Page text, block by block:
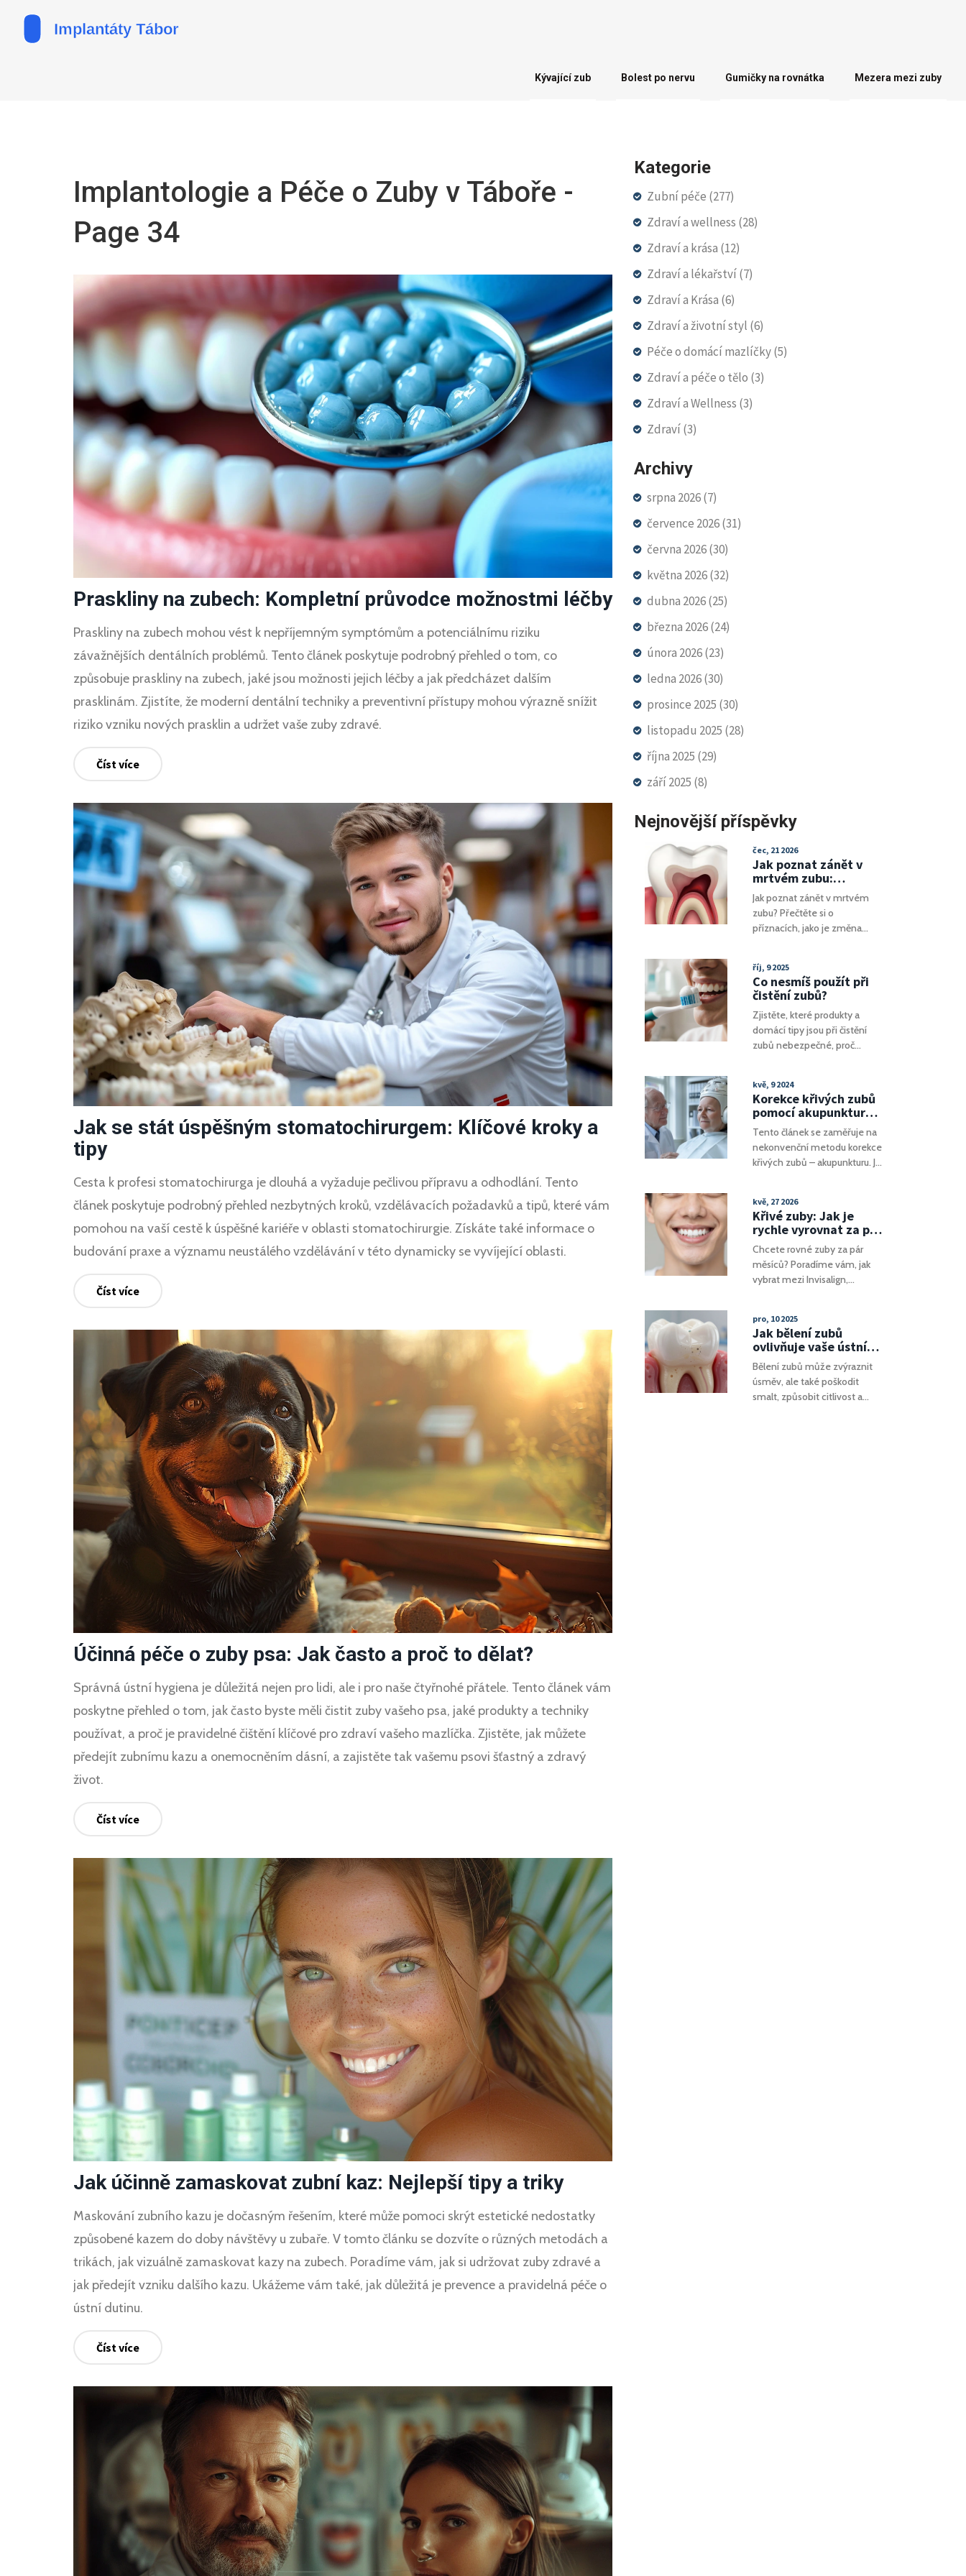
Kývající zub Bolest po nervu Gumičky na rovnátka Mezera mezi zuby
Implantologie a Péče o Zuby v Táboře -
Page 34
Praskliny na zubech: Kompletní průvodce možnostmi léčby
Praskliny na zubech mohou vést k nepříjemným symptómům a potenciálnímu riziku
závažnějších dentálních problémů. Tento článek poskytuje podrobný přehled o tom, co
způsobuje praskliny na zubech, jaké jsou možnosti jejich léčby a jak předcházet dalším
prasklinám. Zjistíte, že moderní dentální techniky a preventivní přístupy mohou výrazně snížit
riziko vzniku nových prasklin a udržet vaše zuby zdravé.
Číst více
Jak se stát úspěšným stomatochirurgem: Klíčové kroky a
tipy
Cesta k profesi stomatochirurga je dlouhá a vyžaduje pečlivou přípravu a odhodlání. Tento
článek poskytuje podrobný přehled nezbytných kroků, vzdělávacích požadavků a tipů, které vám
pomohou na vaší cestě k úspěšné kariéře v oblasti stomatochirurgie. Získáte také informace o
budování praxe a významu neustálého vzdělávání v této dynamicky se vyvíjející oblasti.
Číst více
Účinná péče o zuby psa: Jak často a proč to dělat?
Správná ústní hygiena je důležitá nejen pro lidi, ale i pro naše čtyřnohé přátele. Tento článek vám
poskytne přehled o tom, jak často byste měli čistit zuby vašeho psa, jaké produkty a techniky
používat, a proč je pravidelné čištění klíčové pro zdraví vašeho mazlíčka. Zjistěte, jak můžete
předejít zubnímu kazu a onemocněním dásní, a zajistěte tak vašemu psovi šťastný a zdravý
život.
Číst více
Jak účinně zamaskovat zubní kaz: Nejlepší tipy a triky
Maskování zubního kazu je dočasným řešením, které může pomoci skrýt estetické nedostatky
způsobené kazem do doby návštěvy u zubaře. V tomto článku se dozvíte o různých metodách a
trikách, jak vizuálně zamaskovat kazy na zubech. Poradíme vám, jak si udržovat zuby zdravé a
jak předejít vzniku dalšího kazu. Ukážeme vám také, jak důležitá je prevence a pravidelná péče o
ústní dutinu.
Číst více
Kategorie
Zubní péče (277)
Zdraví a wellness (28)
Zdraví a krása (12)
Zdraví a lékařství(7)
Zdraví a Krása (6)
Zdraví a životní styl (6)
Péče o domácí mazlíčky(5)
Zdraví a péče o tělo (3)
Zdraví a Wellness (3)
Zdraví(3)
Archivy
srpna 2026(7)
července 2026(31)
června 2026(30)
května 2026(32)
dubna 2026(25)
března 2026(24)
února 2026(23)
ledna 2026(30)
prosince 2025 (30)
listopadu 2025 (28)
října 2025 (29)
září 2025 (8)
Nejnovější příspěvky
čec, 21 2026
Jak poznat zánět v
mrtvém zubu:
Příznaky, rizika a
řešení
Jak poznat zánět v mrtvém
zubu? Přečtěte si o
příznacích, jako je změna
důležité rychle reagovat a
jaké jsou možnosti léčby.
říj, 9 2025
Co nesmíš použít při
čistění zubů?
Zjistěte, které produkty a
domácí tipy jsou při čistění
zubů nebezpečné, proč
kvě, 9 2024
Korekce křivých zubů
pomocí akupunktury:
Efektivní metody a
výhody
Tento článek se zaměřuje na
nekonvenční metodu korekce
křivých zubů – akupunkturu. Je
přispět k lepšímu uspořádání
zubů a jaké jsou další přínosy
této techniky. Dále se
dočtete o potenciálních
rizicích a komu je akupunktura
vhodná. Nabízíme i náhled na
pro výběr kvalifikovaného
specialisty.
kvě, 27 2026
Křivé zuby: Jak je
rychle vyrovnat za pár
měsíců - Moderní
metody
Chcete rovné zuby za pár
měsíců? Poradíme vám, jak
vybrat mezi Invisalign,
ceny, dobu léčby a tipy pro
rychlý výsledek.
pro, 10 2025
Jak bělení zubů
ovlivňuje vaše ústní
zdraví: pravda a mýty
Bělení zubů může zvýraznit
úsměv, ale také poškodit
smalt, způsobit citlivost a